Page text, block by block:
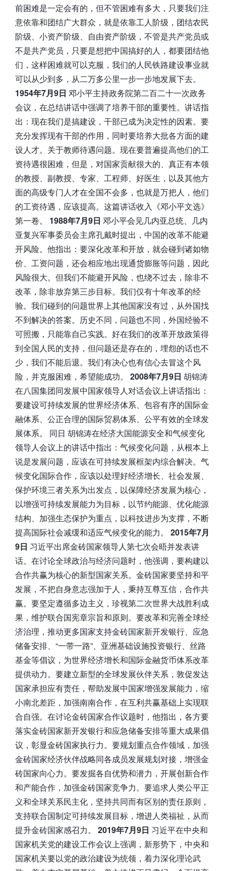
前困难是一定会有的，但不管困难有多大，只要我们注
意依靠和团结广大群众，就是依靠工人阶级，团结农民
阶级、小资产阶级、自由资产阶级，不管是共产党员或
不是共产党员，只要是想把中国搞好的人，都要团结他
们，这样困难就可以克服，我们的人民铁路建设事业就
可以从少到多，从二万多公里一步一步地发展下去。
1954年7月9日 邓小平主持政务院第二百二十一次政务
会议，在总结讲话中强调了培养干部的重要性。讲话指
出：现在我们是搞建设，干部已成为决定性的因素。要
充分发挥现有干部的作用，同时要培养大批各方面的建
设人才。关于教师待遇问题。现在要普遍提高他们的工
资待遇很困难，但是，对国家贡献很大的、真正有本领
的教授、副教授、专家、工程师、好医生，以及其他方
面的高级专门人才在全国不会多，也就是万把人，他们
的工资待遇，应该提高。这篇讲话收入《邓小平文选》
第一卷。 1988年7月9日 邓小平会见几内亚总统、几内
亚复兴军事委员会主席孔戴时提出，中国的改革不能避
开风险。他指出：要深化改革和开放，就会碰到诸如物
价、工资问题，还会相应地出现通货膨胀等问题，因此
风险很大。但我们不能避开风险，也绕不过去，除非不
改革，除非放弃第三步目标。我们仅有十年改革的经
验。我们碰到的问题世界上其他国家没有过，从外国找
不到解决的答案。历史不同，问题也不同，外国经验不
可照搬，只能靠自己实践。好在我们的改革开放政策得
到全国人民的支持，但问题还是存在的，埋怨的话也不
少，我们不能后退。我们有决心也有信心去冒这个风
险，并克服困难，希望能成功。 2008年7月9日 胡锦涛
在八国集团同发展中国家领导人对话会议上讲话指出：
要建设可持续发展的世界经济体系、包容有序的国际金
融体系、公正合理的国际贸易体系、公平有效的全球发
展体系。 同日 胡锦涛在经济大国能源安全和气候变化
领导人会议上的讲话中指出：气候变化问题，从根本上
说是发展问题，应该在可持续发展框架内综合解决。气
候变化国际合作，应该以处理好经济增长、社会发展、
保护环境三者关系为出发点，以保障经济发展为核心，
以增强可持续发展能力为目标，以节约能源、优化能源
结构、加强生态保护为重点，以科技进步为支撑，不断
提高国际社会减缓和适应气候变化的能力。 2015年7月
9日 习近平出席金砖国家领导人第七次会晤并发表讲
话。在讨论全球政治与经济问题时，他强调，要构建以
合作共赢为核心的新型国家关系。金砖国家要坚持和平
发展，不把自身意志强加于人，秉持互尊互信，合作共
赢。要坚定遵循多边主义，珍视第二次世界大战胜利成
果，维护联合国宪章宗旨和原则。要改革和完善全球经
济治理，推动更多国家支持金砖国家新开发银行、应急
储备安排、“一带一路”、亚洲基础设施投资银行、丝路
基金等倡议，为世界经济增长和国际金融货币体系改革
提供动力。要建立新型的全球发展伙伴关系，敦促发达
国家承担应有责任，帮助发展中国家增强发展能力，缩
小南北差距，加强南南合作，在互利共赢基础上实现联
合自强。在讨论金砖国家合作议题时，他指出，各方要
落实金砖国家新开发银行和应急储备安排等重大成果倡
议，彰显金砖国家执行力。要规划重点合作领域，加强
金砖国家经济伙伴战略同各成员发展规划对接，增强金
砖国家向心力。要发掘各自优势和潜力，开展创新合作
和产能合作，加强金砖国家竞争力。要追求人类公平正
义和全球关系民主化，坚持共同而有区别的责任原则，
支持联合国制定可持续发展目标，增进人类福祉，从而
提升金砖国家感召力。 2019年7月9日 习近平在中央和
国家机关党的建设工作会议上强调，新形势下，中央和
国家机关要以党的政治建设为统领，着力深化理论武